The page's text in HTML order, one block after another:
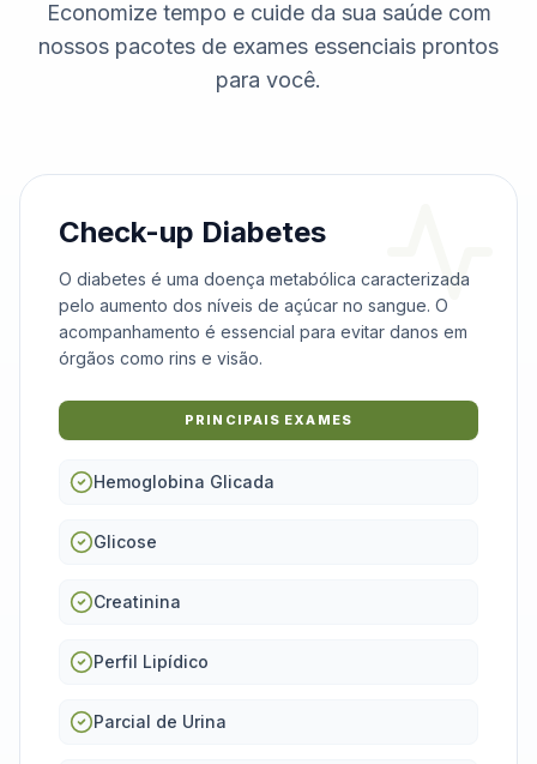
Economize tempo e cuide da sua saúde com
nossos pacotes de exames essenciais prontos
para você.
Check-up Diabetes
O diabetes é uma doença metabólica caracterizada
pelo aumento dos níveis de açúcar no sangue. O
acompanhamento é essencial para evitar danos em
órgãos como rins e visão.
PRINCIPAIS EXAMES
Hemoglobina Glicada
Glicose
Creatinina
Perfil Lipídico
Parcial de Urina